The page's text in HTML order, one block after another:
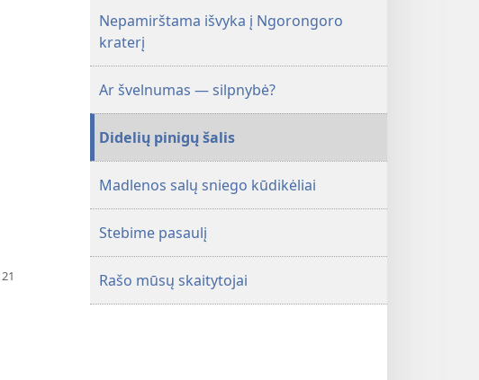
Nepamirštama išvyka į Ngorongoro
kraterį
Ar švelnumas — silpnybė?
Didelių pinigų šalis
Madlenos salų sniego kūdikėliai
Stebime pasaulį
Rašo mūsų skaitytojai